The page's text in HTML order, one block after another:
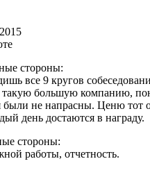
стороны:
все 9 кругов
такую большую компанию,
были не напрасны. Ценю тот
день достаются в награду.
стороны:
работы, отчетность.